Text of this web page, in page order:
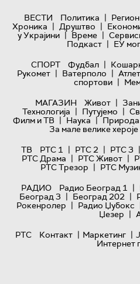
ВЕСТИ Политика | Регион
Хроника | Друштво |
у Украјини | Време |
Подкаст | ЕУ
СПОРТ
Фудбал |
Рукомет | Ватерполо |
спортови |
МАГАЗИН
Живот |
Технологијa | Путујемо |
Филм и ТВ | Наука | Природа
За мале велике хероје
ТВ
РТС 1 | РТС 2 | РТС 3 |
РТС Драма | РТС Живот |
РТС Трезор | РТС
РАДИО
Радио Београд 1 |
Београд 3 | Београд 202 |
Рокенролер | Радио Џубокс
Џезер |
РТС
Контакт | Маркетинг |
Интернет